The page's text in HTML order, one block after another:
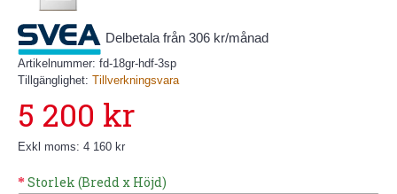
Delbetala från 306 kr/månad
Artikelnummer: fd-18gr-hdf-3sp
Tillgänglighet: Tillverkningsvara
5 200 kr
Exkl moms: 4 160 kr
Storlek (Bredd x Höjd)